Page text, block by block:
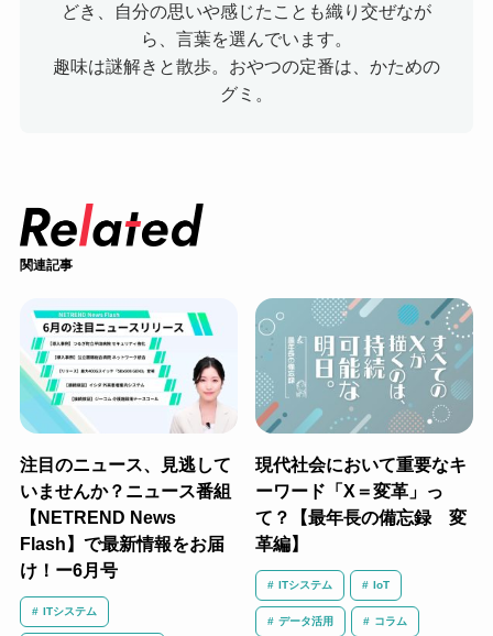
どき、自分の思いや感じたことも織り交ぜなが
ら、言葉を選んでいます。
趣味は謎解きと散歩。おやつの定番は、かための
グミ。
関連記事
注目のニュース、見逃して
いませんか？ニュース番組
【NETREND News
Flash】で最新情報をお届
け！ー6月号
ITシステム
現代社会において重要なキ
ーワード「X＝変革」っ
て？【最年長の備忘録 変
革編】
ITシステム IoT
データ活用 コラム